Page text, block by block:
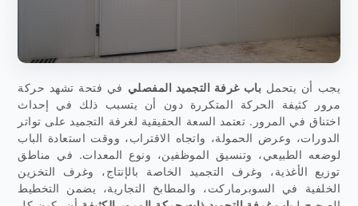
يجب أن يتحمل باب غرفة التجميد المفصلي في فتحة تشهد حركة
مرور كثيفة الحركة المتكررة دون أن يتسبب ذلك في إحداث
اختناق في المرور. تعتمد السعة الحقيقية لغرفة التجميد على تواتر
الدورات، وعرض الحمولة، واتجاه الاقتراب، ووقت استعادة الباب
لوضعه الطبيعي، وتنسيق الموظفين، ونوع المعدات. في مناطق
توزيع الأغذية، وغرف التجميد الخاصة بالإنتاج، وغرف التخزين
الخلفية في السوبرماركت، والمطابخ التجارية، يضمن التخطيط